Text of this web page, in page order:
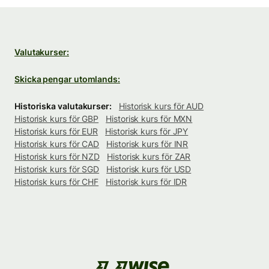
Valutakurser:
Skicka pengar utomlands:
Historiska valutakurser:
Historisk kurs för AUD
Historisk kurs för GBP
Historisk kurs för MXN
Historisk kurs för EUR
Historisk kurs för JPY
Historisk kurs för CAD
Historisk kurs för INR
Historisk kurs för NZD
Historisk kurs för ZAR
Historisk kurs för SGD
Historisk kurs för USD
Historisk kurs för CHF
Historisk kurs för IDR